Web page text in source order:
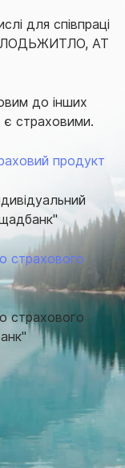
для співпраці
АТ
до інших
є страховими.
продукт
страхового
страхового